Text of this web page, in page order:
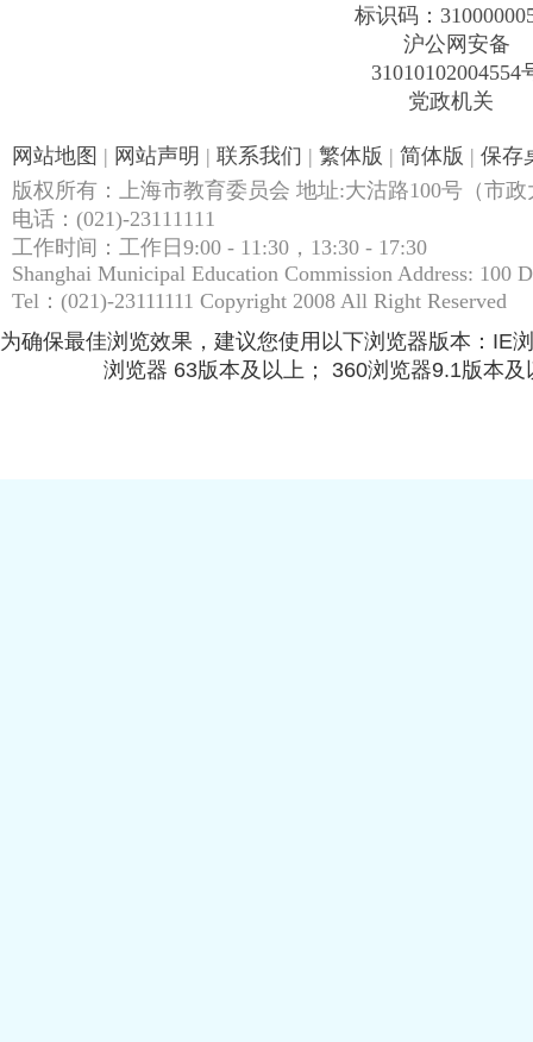
标识码：
沪公网安备
31010102004554
党政机关
网站地图 | 网站声明 | 联系我们 | 繁体版 | 简体版 | 保存
版权所有：上海市教育委员会 地址:大沽路100号（市
电话：(021)-23111111
工作时间：工作日9:00 - 11:30，13:30 - 17:30
Shanghai Municipal Education Commission Address: 100
Tel：(021)-23111111 Copyright 2008 All Right Reserved
为确保最佳浏览效果，建议您使用以下浏览器版本：IE
浏览器 63版本及以上； 360浏览器9.1版本